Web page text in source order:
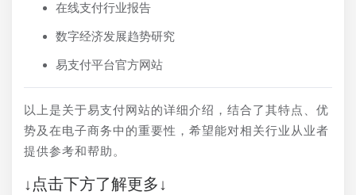
在线支付行业报告
数字经济发展趋势研究
易支付平台官方网站
以上是关于易支付网站的详细介绍，结合了其特点、优
势及在电子商务中的重要性，希望能对相关行业从业者
提供参考和帮助。
↓点击下方了解更多↓